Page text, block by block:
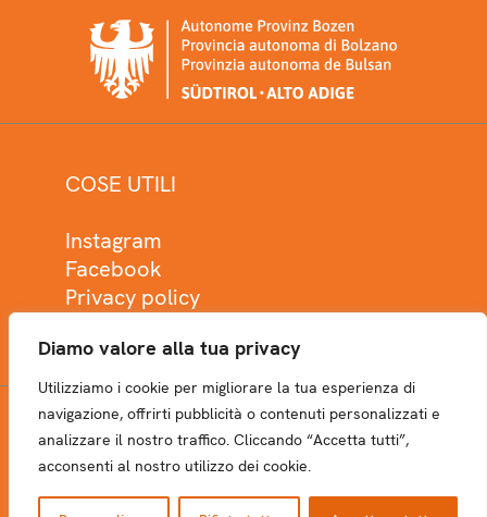
Diamo valore alla tua privacy
Utilizziamo i cookie per migliorare la tua esperienza di
navigazione, offrirti pubblicità o contenuti personalizzati e
analizzare il nostro traffico. Cliccando “Accetta tutti”,
acconsenti al nostro utilizzo dei cookie.
COSE UTILI
Instagram
Facebook
Privacy policy
NEWSLETTER